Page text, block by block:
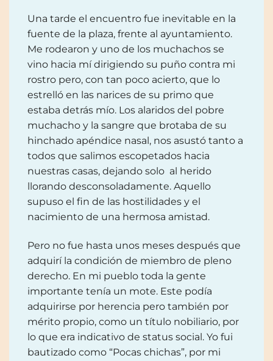
Una tarde el encuentro fue inevitable en la
fuente de la plaza, frente al ayuntamiento.
Me rodearon y uno de los muchachos se
vino hacia mí dirigiendo su puño contra mi
rostro pero, con tan poco acierto, que lo
estrelló en las narices de su primo que
estaba detrás mío. Los alaridos del pobre
muchacho y la sangre que brotaba de su
hinchado apéndice nasal, nos asustó tanto a
todos que salimos escopetados hacia
nuestras casas, dejando solo al herido
llorando desconsoladamente. Aquello
supuso el fin de las hostilidades y el
nacimiento de una hermosa amistad.
Pero no fue hasta unos meses después que
adquirí la condición de miembro de pleno
derecho. En mi pueblo toda la gente
importante tenía un mote. Este podía
adquirirse por herencia pero también por
mérito propio, como un título nobiliario, por
lo que era indicativo de status social. Yo fui
bautizado como “Pocas chichas”, por mi